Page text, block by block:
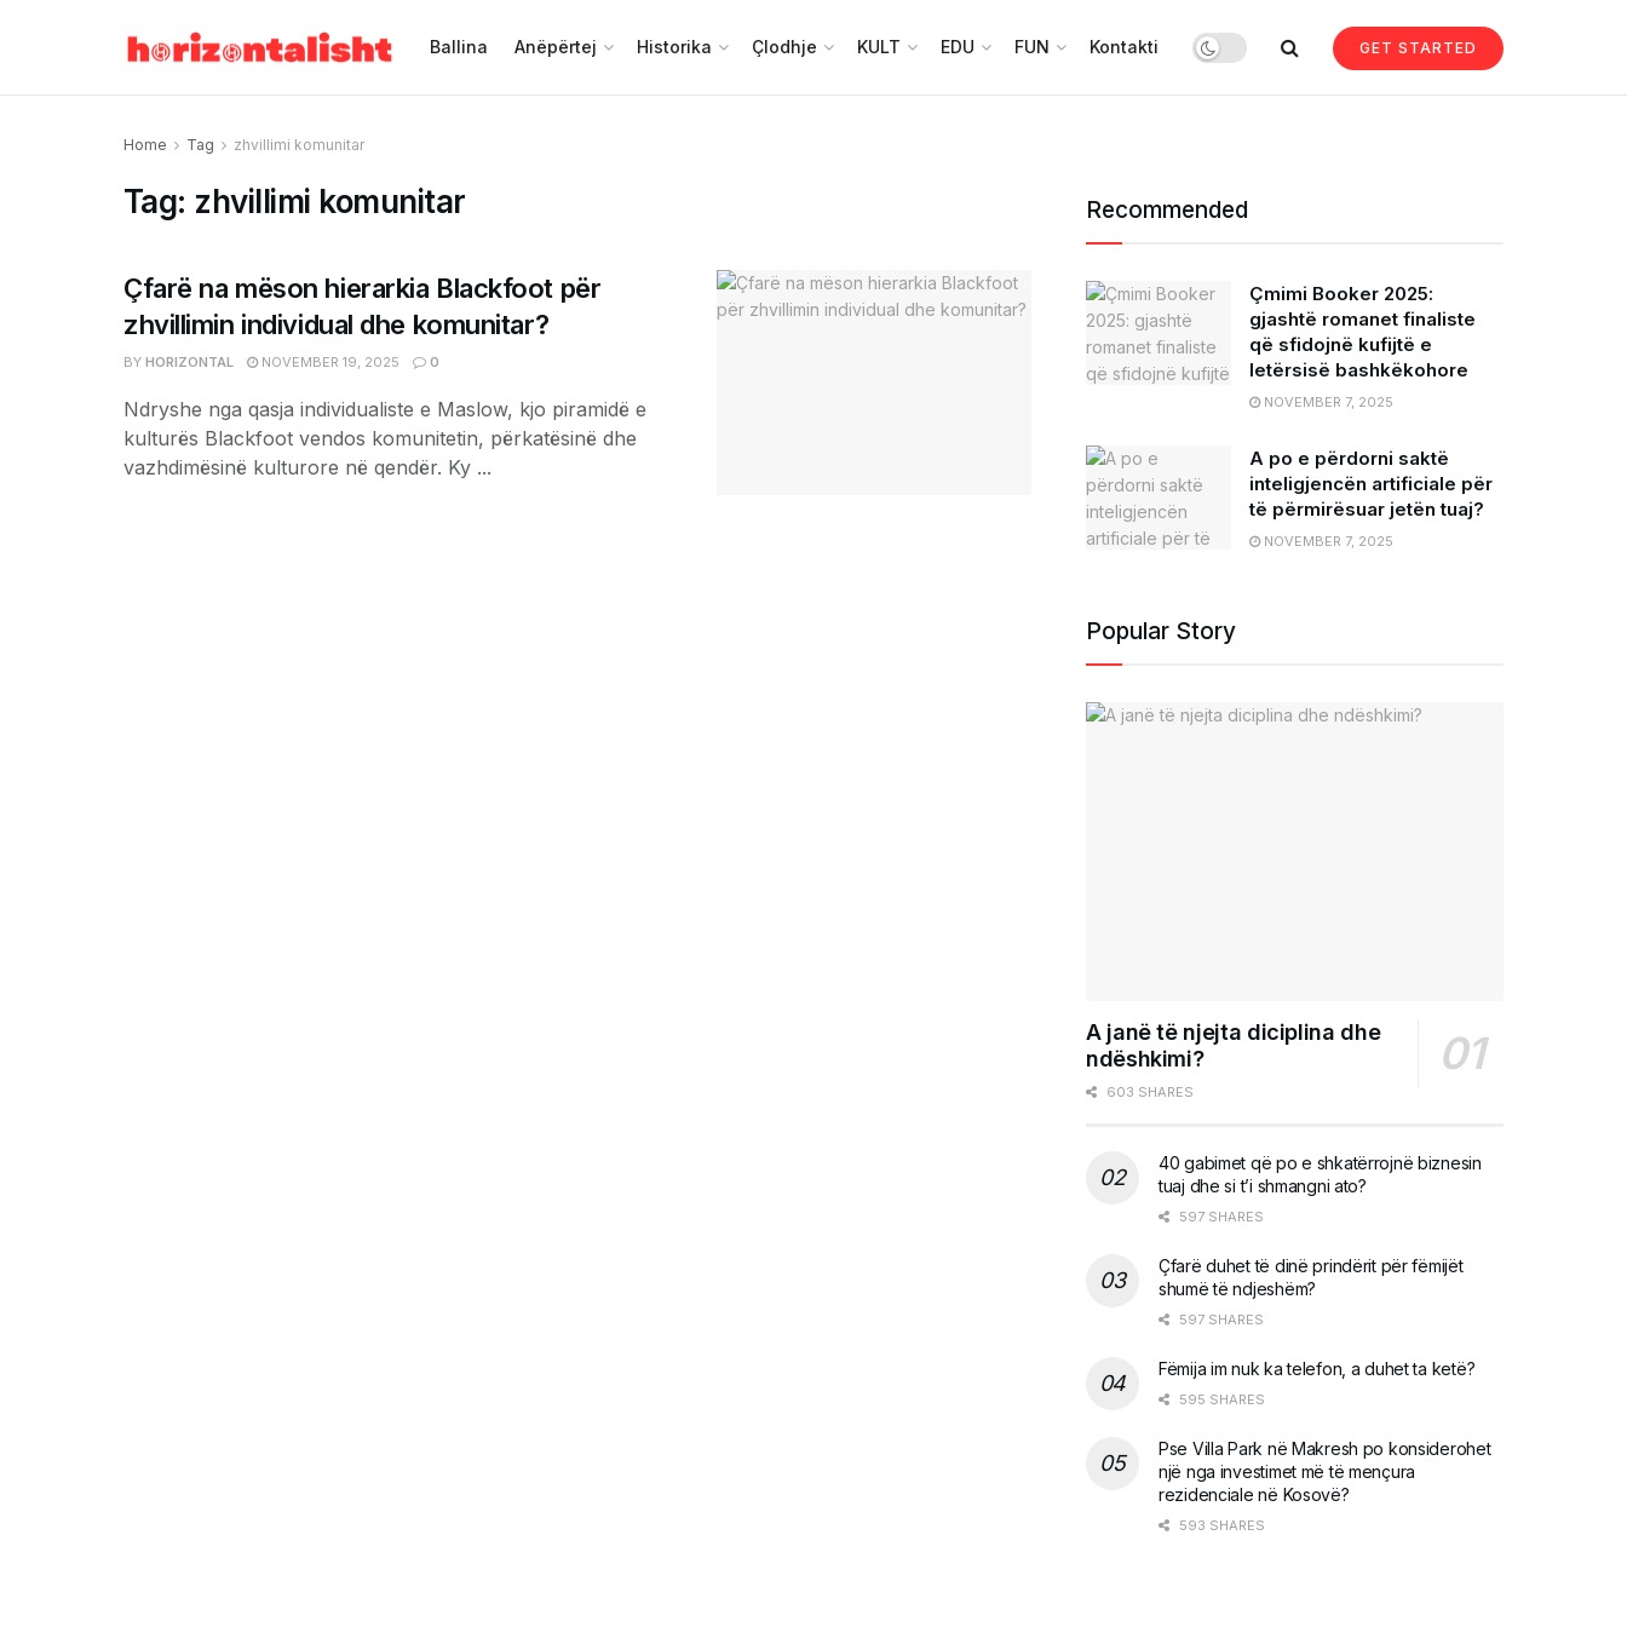
Ballina Anëpërtej Historika Çlodhje KULT EDU FUN Kontakti GET STARTED
Home Tag zhvillimi komunitar
Tag: zhvillimi komunitar
Çfarë na mëson hierarkia Blackfoot për
zhvillimin individual dhe komunitar?
BY HORIZONTAL NOVEMBER 19, 2025 0
Ndryshe nga qasja individualiste e Maslow, kjo piramidë e
kulturës Blackfoot vendos komunitetin, përkatësinë dhe
vazhdimësinë kulturore në qendër. Ky ...
Recommended
Çmimi Booker 2025:
gjashtë romanet finaliste
që sfidojnë kufijtë e
letërsisë bashkëkohore
NOVEMBER 7, 2025
A po e përdorni saktë
inteligjencën artificiale për
të përmirësuar jetën tuaj?
NOVEMBER 7, 2025
Popular Story
A janë të njejta diciplina dhe
ndëshkimi?
603 SHARES
40 gabimet që po e shkatërrojnë biznesin
tuaj dhe si t’i shmangni ato?
597 SHARES
Çfarë duhet të dinë prindërit për fëmijët
shumë të ndjeshëm?
597 SHARES
Fëmija im nuk ka telefon, a duhet ta ketë?
595 SHARES
Pse Villa Park në Makresh po konsiderohet
një nga investimet më të mençura
rezidenciale në Kosovë?
593 SHARES